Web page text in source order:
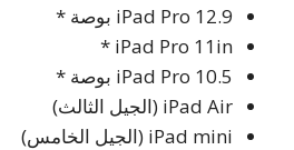
iPad Pro 12.9 بوصة *
iPad Pro 11in *
iPad Pro 10.5 بوصة *
iPad Air (الجيل الثالث)
iPad mini (الجيل الخامس)